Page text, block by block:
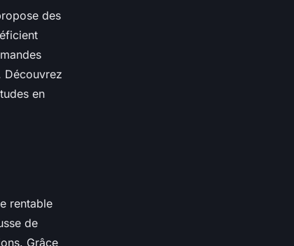
des
Découvrez
en
rentable
de
Grâce